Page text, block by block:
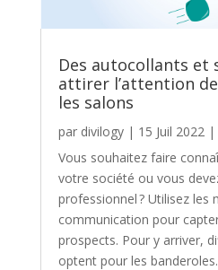
Des autocollants et
attirer l’attention
les salons
par divilogy| 15 Juil 2022|
Vous souhaitez faire
votre société ou vous
professionnel ? Utilisez les
communication pour
prospects. Pour y arriver,
optent pour les